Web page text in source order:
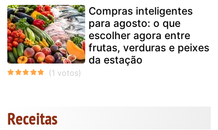
Compras inteligentes
para agosto: o que
escolher agora entre
frutas, verduras e peixes
da estação
Receitas